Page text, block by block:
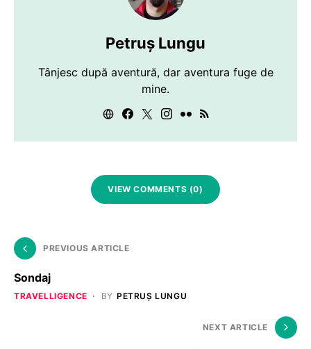
Petruș Lungu
Tânjesc după aventură, dar aventura fuge de
mine.
VIEW COMMENTS (0)
PREVIOUS ARTICLE
Sondaj
TRAVELLIGENCE BY PETRUȘ LUNGU
NEXT ARTICLE